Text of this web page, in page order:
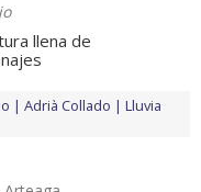
llena de
Adrià Collado
Lluvia